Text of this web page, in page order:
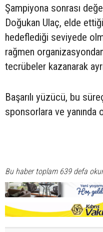
Şampiyona sonrası
Doğukan Ulaç, elde
hedeflediği seviyede
rağmen
tecrübeler kazanarak
Başarılı yüzücü, bu
sponsorlara ve
Bu haber toplam 639 defa